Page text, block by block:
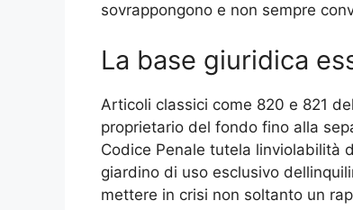
sovrappongono e non sempre
La base giuridica
Articoli classici come 820 e 821
proprietario del fondo fino alla
Codice Penale tutela linviolabilità
giardino di uso esclusivo
mettere in crisi non soltanto un